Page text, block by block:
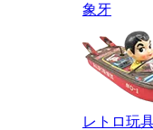
象牙
レトロ玩